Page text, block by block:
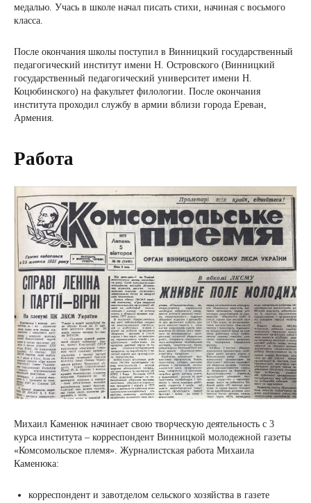
медалью. Учась в школе начал писать стихи, начиная с восьмого
класса.
После окончания школы поступил в Винницкий государственный
педагогический институт имени Н. Островского (Винницкий
государственный педагогический университет имени Н.
Коцюбинского) на факультет филологии. После окончания
института проходил службу в армии вблизи города Ереван,
Армения.
Работа
Михаил Каменюк начинает свою творческую деятельность с 3
курса института – корреспондент Винницкой молодежной газеты
«Комсомольское племя». Журналистская работа Михаила
Каменюка:
корреспондент и завотделом сельского хозяйства в газете